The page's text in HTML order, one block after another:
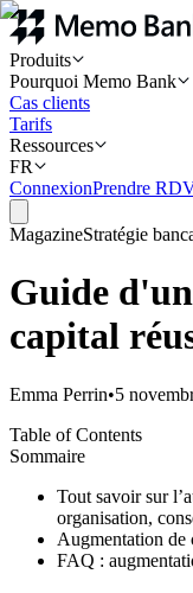
Produits
Pourquoi Memo Bank
Cas clients
Tarifs
Ressources
FR
ConnexionPrendre
MagazineStratégie
Guide
capital
Emma Perrin•5
Table of Contents
Sommaire
Tout savoir sur
organisation,
Augmentation de
FAQ :